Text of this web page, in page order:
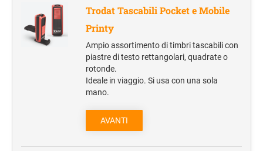
UFFICIO E CONGRESSI
Accessori da scrivania
Cartelle portablocco
Borse portadocumenti
Borse portacomputer
Trodat Tascabili Pocket e Mobile
Printy
Ampio assortimento di timbri tascabili con
piastre di testo rettangolari, quadrate o
rotonde.
Ideale in viaggio. Si usa con una sola
mano.
AVANTI